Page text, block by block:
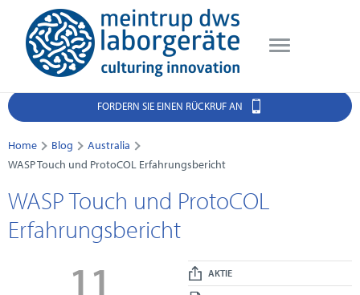
FORDERN SIE EINEN RÜCKRUF AN
Home Blog
Australia
WASP Touch und ProtoCOL Erfahrungsbericht
WASP Touch und ProtoCOL
Erfahrungsbericht
11 AKTIE